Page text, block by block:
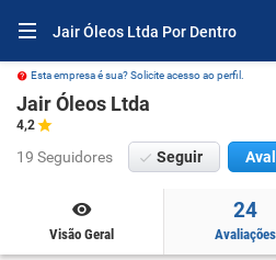
Jair Óleos Ltda Por Dentro
Esta empresa é sua? Solicite acesso ao perfil.
Jair Óleos Ltda
4,2
19 Seguidores Seguir
Visão Geral
24
Avaliações